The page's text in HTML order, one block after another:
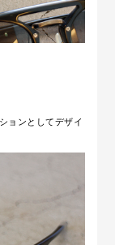
ョンとしてデザイ